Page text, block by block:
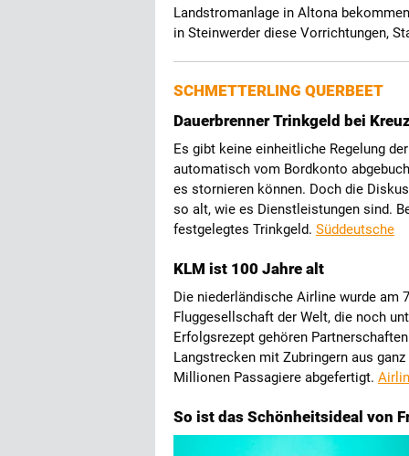
Landstromanlage in Altona
in Steinwerder diese Vorrichtungen,
SCHMETTERLING QUERBEET
Dauerbrenner Trinkgeld bei
Es gibt keine einheitliche Regelung
automatisch vom Bordkonto
es stornieren können. Doch die
so alt, wie es Dienstleistungen sind.
festgelegtes Trinkgeld. Süddeutsche
KLM ist 100 Jahre alt
Die niederländische Airline wurde am
Fluggesellschaft der Welt, die noch
Erfolgsrezept gehören
Langstrecken mit Zubringern aus
Millionen Passagiere abgefertigt.
So ist das Schönheitsideal von